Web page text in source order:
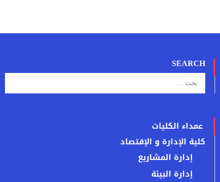
SEARCH
عمداء الكليات
كلية الإدارة و الإقتصاد
إدارة المشاريع
إدارة البيئة